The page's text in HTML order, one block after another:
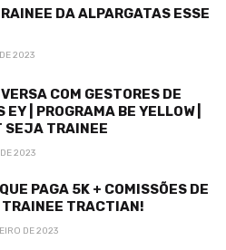
DA ALPARGATAS ESSE
2023
COM GESTORES DE
EY | PROGRAMA BE YELLOW |
SEJA TRAINEE
2023
PAGA 5K + COMISSÕES DE
TRACTIAN!
DE 2023